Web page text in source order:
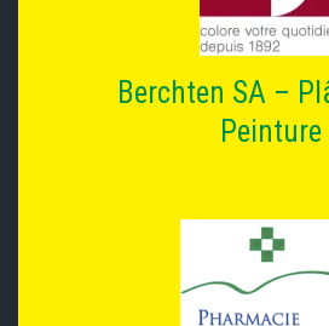
Berchten SA –
Peinture